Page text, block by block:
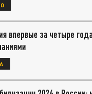
впервые за четыре